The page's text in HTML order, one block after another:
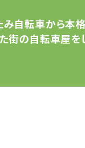
み自転車から本
街の自転車屋を